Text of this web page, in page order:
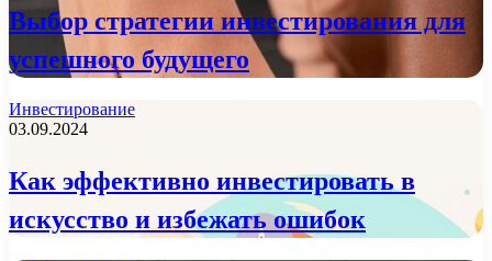
Выбор стратегии инвестирования для
успешного будущего
Инвестирование
03.09.2024
Как эффективно инвестировать в
искусство и избежать ошибок